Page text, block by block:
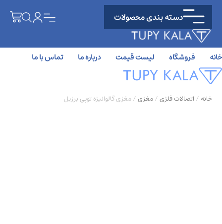
دسته بندی محصولات
خانه فروشگاه لیست قیمت درباره ما تماس با ما
خانه / اتصالات فلزی/مغزی/ مغزی گالوانیزه توپی برزیل